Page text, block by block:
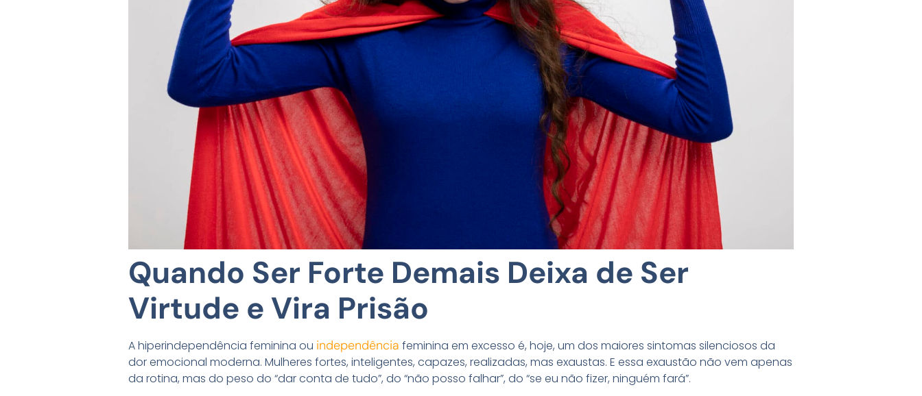
Quando Ser Forte Demais Deixa de Ser
Virtude e Vira Prisão
A hiperindependência feminina ou independência feminina em excesso é, hoje, um dos maiores sintomas silenciosos da
dor emocional moderna. Mulheres fortes, inteligentes, capazes, realizadas, mas exaustas. E essa exaustão não vem apenas
da rotina, mas do peso do “dar conta de tudo”, do “não posso falhar”, do “se eu não fizer, ninguém fará”.